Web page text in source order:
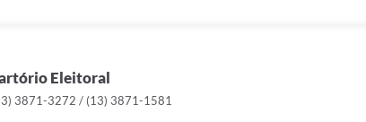
Eleitoral
3871-3272 / (13) 3871-1581